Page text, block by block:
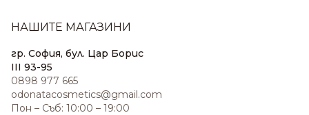
НАШИТЕ МАГАЗИНИ
гр. София, бул. Цар Борис
III 93-95
0898 977 665
odonatacosmetics@gmail.com
Пон – Съб: 10:00 – 19:00